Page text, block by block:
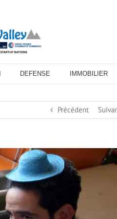
DEFENSE IMMOBILIER
Précédent